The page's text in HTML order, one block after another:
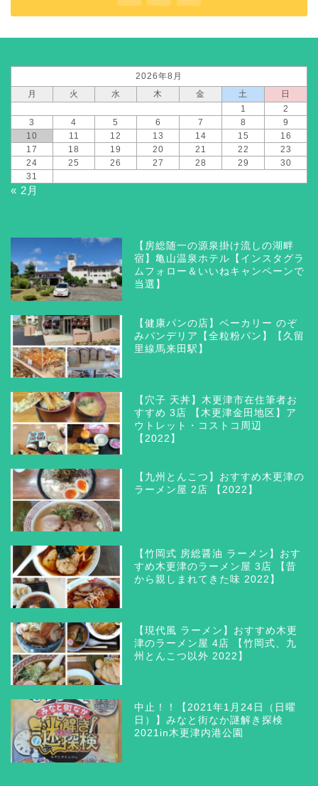
2026年8月
月
火 水 木 金 土
日
1
2
3
4 5 6 7 8
9
10
11 12 13 14 15
16
17
18 19 20 21 22
23
24
25 26 27 28 29
30
31
« 2月
【房総随一の源泉掛け流しの湖畔
宿】亀山温泉ホテル【インスタグラ
ムフォロー＆いいねキャンペーンで
当選】
【健康パンの店】ベーカリー のぞ
みパンデリア【全粒粉パン】【久留
里線馬来田駅】
【穴子 天丼】木更津市在住筆者お
すすめ 3店 【木更津金田地区】ア
ウトレット・コストコ周辺
【2022】
【九州とんこつ】おすすめ木更津の
ラーメン屋 2店 【2022】
【竹岡式 房総醤油 ラーメン】おす
すめ木更津のラーメン屋 3店 【昔
から親しまれてきた味 2022】
【現代風 ラーメン】おすすめ木更
津のラーメン屋 4店 【竹岡式、九
州とんこつ以外 2022】
中止！！【2021年1月24日（日曜
日）】みなと街なか謎解き探検
2021in木更津内港公園
三井アウトレットパーク木
更津
ラーメン つけ麺 まぜそ